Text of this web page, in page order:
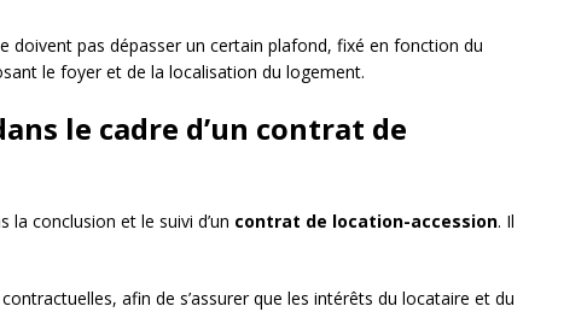
doivent pas dépasser un certain plafond, fixé en fonction du
le foyer et de la localisation du logement.
le cadre d’un contrat de
la conclusion et le suivi d’un contrat de location-accession. Il
afin de s’assurer que les intérêts du locataire et du